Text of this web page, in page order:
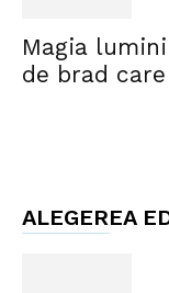
Magia
de brad
ALEGEREA